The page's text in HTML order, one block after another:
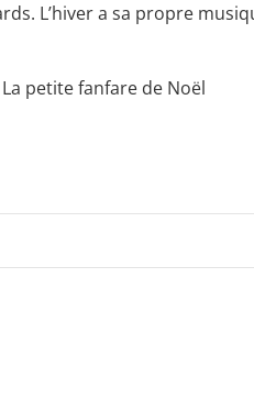
L’hiver a sa propre
La petite fanfare de Noël